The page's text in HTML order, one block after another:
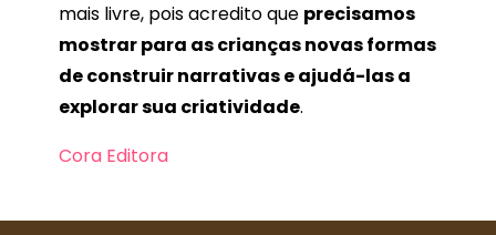
mais livre, pois acredito que precisamos
mostrar para as crianças novas formas
de construir narrativas e ajudá-las a
explorar sua criatividade.
Cora Editora